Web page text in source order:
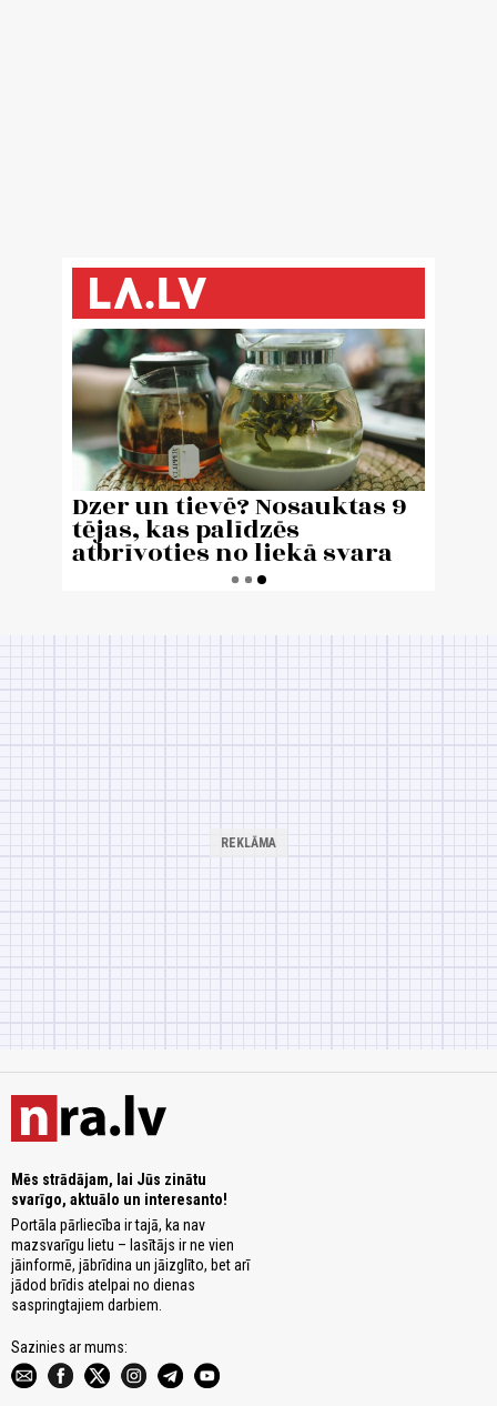
Mēs strādājam, lai Jūs zinātu
svarīgo, aktuālo un interesanto!
Portāla pārliecība ir tajā, ka nav
mazsvarīgu lietu – lasītājs ir ne vien
jāinformē, jābrīdina un jāizglīto, bet arī
jādod brīdis atelpai no dienas
saspringtajiem darbiem.
Sazinies ar mums: